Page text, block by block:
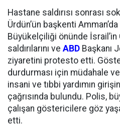
Hastane saldırısı sonrası
Ürdün’ün başkenti
Büyükelçiliği önünde İsrail’in
saldırılarını ve ABD Başkanı
ziyaretini protesto etti.
durdurması için müdahale
insani ve tıbbi yardımın
çağrısında bulundu. Polis,
çalışan göstericilere göz
etti.